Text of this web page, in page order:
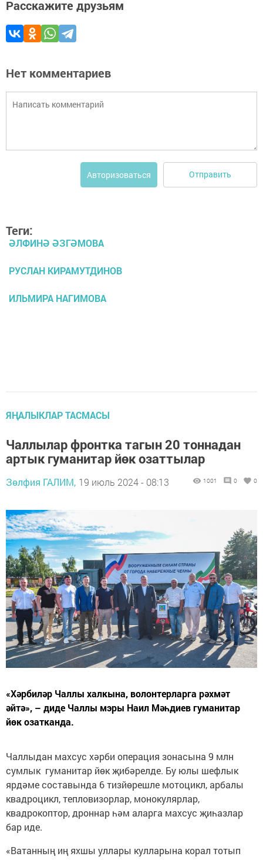
Расскажите друзьям
Нет комментариев
Авторизоваться Отправить
Теги:
ӘЛФИНӘ ӘЗГӘМОВА
РУСЛАН КИРАМУТДИНОВ
ИЛЬМИРА НАГИМОВА
ЯҢАЛЫКЛАР ТАСМАСЫ
Чаллылар фронтка тагын 20 тоннадан
артык гуманитар йөк озаттылар
Зөлфия ГАЛИМ, 19 июль 2024 - 08:13 1001 0 0
«Хәрбиләр Чаллы халкына, волонтерларга рәхмәт
әйтә», – диде Чаллы мэры Наил Мәһдиев гуманитар
йөк озатканда.
Чаллыдан махсус хәрби операция зонасына 9 млн
сумлык гуманитар йөк җибәрелде. Бу юлы шефлык
ярдәме составында 6 тизйөрешле мотоцикл, арбалы
квадроцикл, тепловизорлар, монокулярлар,
квадрокоптор, дроннар һәм аларга махсус җиһазлар
бар иде.
«Ватанның иң яхшы уллары кулларына корал тотып